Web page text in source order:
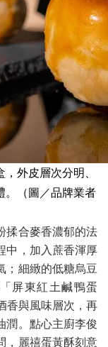
外皮層次分明、
。（圖／品牌業者
揉合麥香濃郁的法
中，加入蔗香渾厚
；細緻的低糖烏豆
屏東紅土鹹鴨蛋
香與風味層次，再
潤。點心主廚李俊
，麗禧蛋黃酥刻意